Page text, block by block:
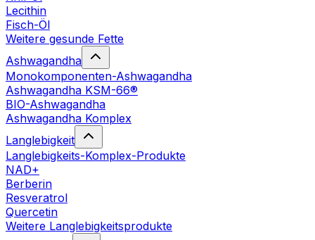
Lecithin
Fisch-Öl
Weitere gesunde Fette
Ashwagandha
Monokomponenten-Ashwagandha
Ashwagandha KSM-66®
BIO-Ashwagandha
Ashwagandha Komplex
Langlebigkeit
Langlebigkeits-Komplex-Produkte
NAD+
Berberin
Resveratrol
Quercetin
Weitere Langlebigkeitsprodukte